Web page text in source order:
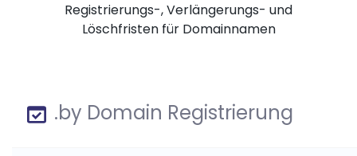
Registrierungs-, Verlängerungs- und
Löschfristen für Domainnamen
.by Domain Registrierung